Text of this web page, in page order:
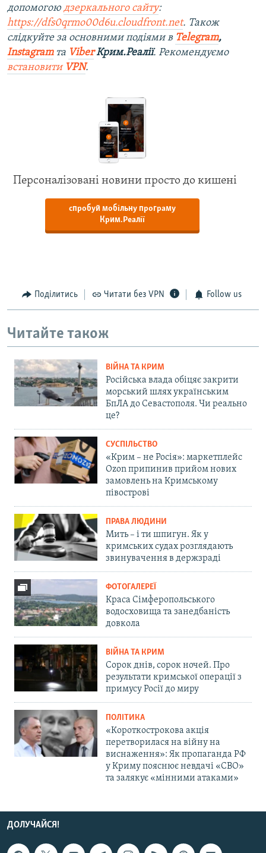
допомогою дзеркального сайту:
https://dfs0qrmo00d6u.cloudfront.net. Також
слідкуйте за основними подіями в Telegram,
Instagramта ViberКрим.Реалії. Рекомендуємо
встановити VPN.
Персоналізовані новини просто до кишені
спробуй мобільну програму
Крим.Реалії
Поділитись Читати без VPN Follow us
Читайте також
ВІЙНА ТА КРИМ
Російська влада обіцяє закрити
морський шлях українським
БпЛА до Севастополя. Чи реально
це?
СУСПІЛЬСТВО
«Крим – не Росія»: маркетплейс
Ozon припинив прийом нових
замовлень на Кримському
півострові
ПРАВА ЛЮДИНИ
Мить – і ти шпигун. Як у
кримських судах розглядають
звинувачення в держзраді
ФОТОГАЛЕРЕЇ
Краса Сімферопольського
водосховища та занедбаність
довкола
ВІЙНА ТА КРИМ
Сорок днів, сорок ночей. Про
результати кримської операції з
примусу Росії до миру
ПОЛІТИКА
«Короткострокова акція
перетворилася на війну на
виснаження»: Як пропаганда РФ
у Криму пояснює невдачі «СВО»
та залякує «мінними атаками»
ДОЛУЧАЙСЯ!